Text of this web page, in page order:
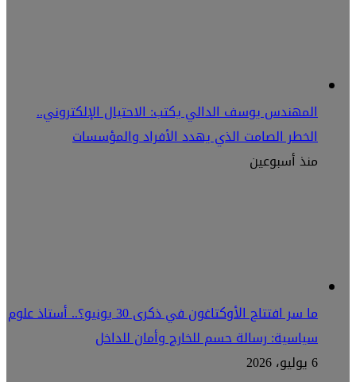
المهندس يوسف الدالي يكتب: الاحتيال الإلكتروني..
الخطر الصامت الذي يهدد الأفراد والمؤسسات
منذ أسبوعين
ما سر افتتاح الأوكتاغون في ذكرى 30 يونيو؟.. أستاذ علوم
سياسية: رسالة حسم للخارج وأمان للداخل
6 يوليو، 2026